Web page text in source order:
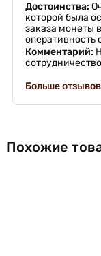
Достоинства:
которой была
заказа монеты
оперативность
Комментарий:
Больше отзывов
Похожие